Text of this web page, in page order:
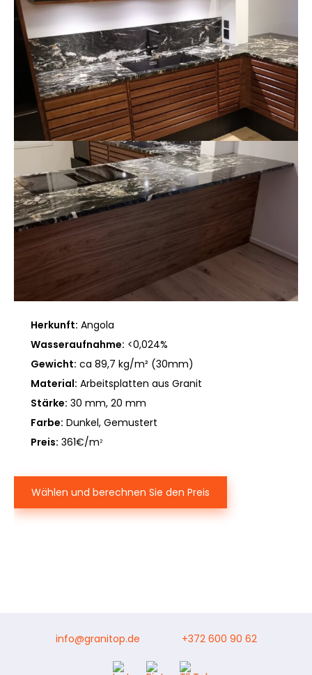
Herkunft: Angola
Wasseraufnahme: <0,024%
Gewicht: ca 89,7 kg/m² (30mm)
Material: Arbeitsplatten aus Granit
Stärke: 30 mm, 20 mm
Farbe: Dunkel, Gemustert
Preis: 361€/m2
Wählen und berechnen Sie den Preis
info@granitop.de +372 600 90 62